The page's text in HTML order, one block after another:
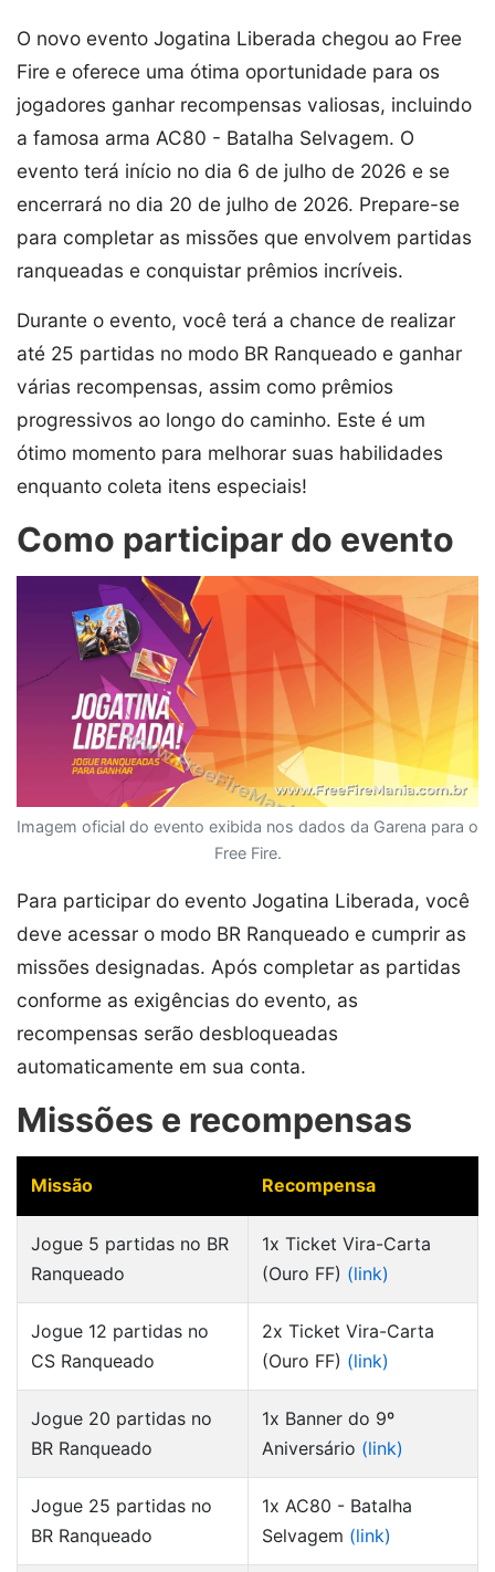
O novo evento Jogatina Liberada chegou ao Free
Fire e oferece uma ótima oportunidade para os
jogadores ganhar recompensas valiosas, incluindo
a famosa arma AC80 - Batalha Selvagem. O
evento terá início no dia 6 de julho de 2026 e se
encerrará no dia 20 de julho de 2026. Prepare-se
para completar as missões que envolvem partidas
ranqueadas e conquistar prêmios incríveis.
Durante o evento, você terá a chance de realizar
até 25 partidas no modo BR Ranqueado e ganhar
várias recompensas, assim como prêmios
progressivos ao longo do caminho. Este é um
ótimo momento para melhorar suas habilidades
enquanto coleta itens especiais!
Como participar do evento
Imagem oficial do evento exibida nos dados da Garena para o
Free Fire.
Para participar do evento Jogatina Liberada, você
deve acessar o modo BR Ranqueado e cumprir as
missões designadas. Após completar as partidas
conforme as exigências do evento, as
recompensas serão desbloqueadas
automaticamente em sua conta.
Missões e recompensas
Missão Recompensa
Jogue 5 partidas no BR
Ranqueado
1x Ticket Vira-Carta
(Ouro FF) (link)
Jogue 12 partidas no
CS Ranqueado
2x Ticket Vira-Carta
(Ouro FF) (link)
Jogue 20 partidas no
BR Ranqueado
1x Banner do 9º
Aniversário (link)
Jogue 25 partidas no
BR Ranqueado
1x AC80 - Batalha
Selvagem (link)